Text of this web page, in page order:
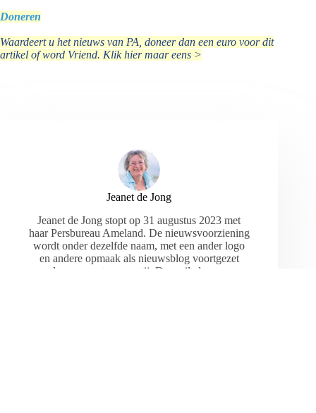
Doneren
Waardeert u het nieuws van PA, doneer dan een euro voor dit
artikel of word Vriend. Klik hier maar eens >
Jeanet de Jong
Jeanet de Jong stopt op 31 augustus 2023 met
haar Persbureau Ameland. De nieuwsvoorziening
wordt onder dezelfde naam, met een ander logo
en andere opmaak als nieuwsblog voortgezet
door een externe partij. De mailadressen